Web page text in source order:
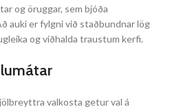
og öruggar, sem bjóða
auki er fylgni við staðbundnar lög
og viðhalda traustum kerfi.
valkosta getur val á